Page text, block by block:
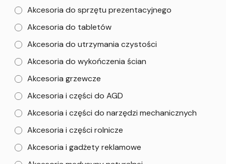
Akcesoria do sprzętu prezentacyjnego
Akcesoria do tabletów
Akcesoria do utrzymania czystości
Akcesoria do wykończenia ścian
Akcesoria grzewcze
Akcesoria i części do AGD
Akcesoria i części do narzędzi mechanicznych
Akcesoria i części rolnicze
Akcesoria i gadżety reklamowe